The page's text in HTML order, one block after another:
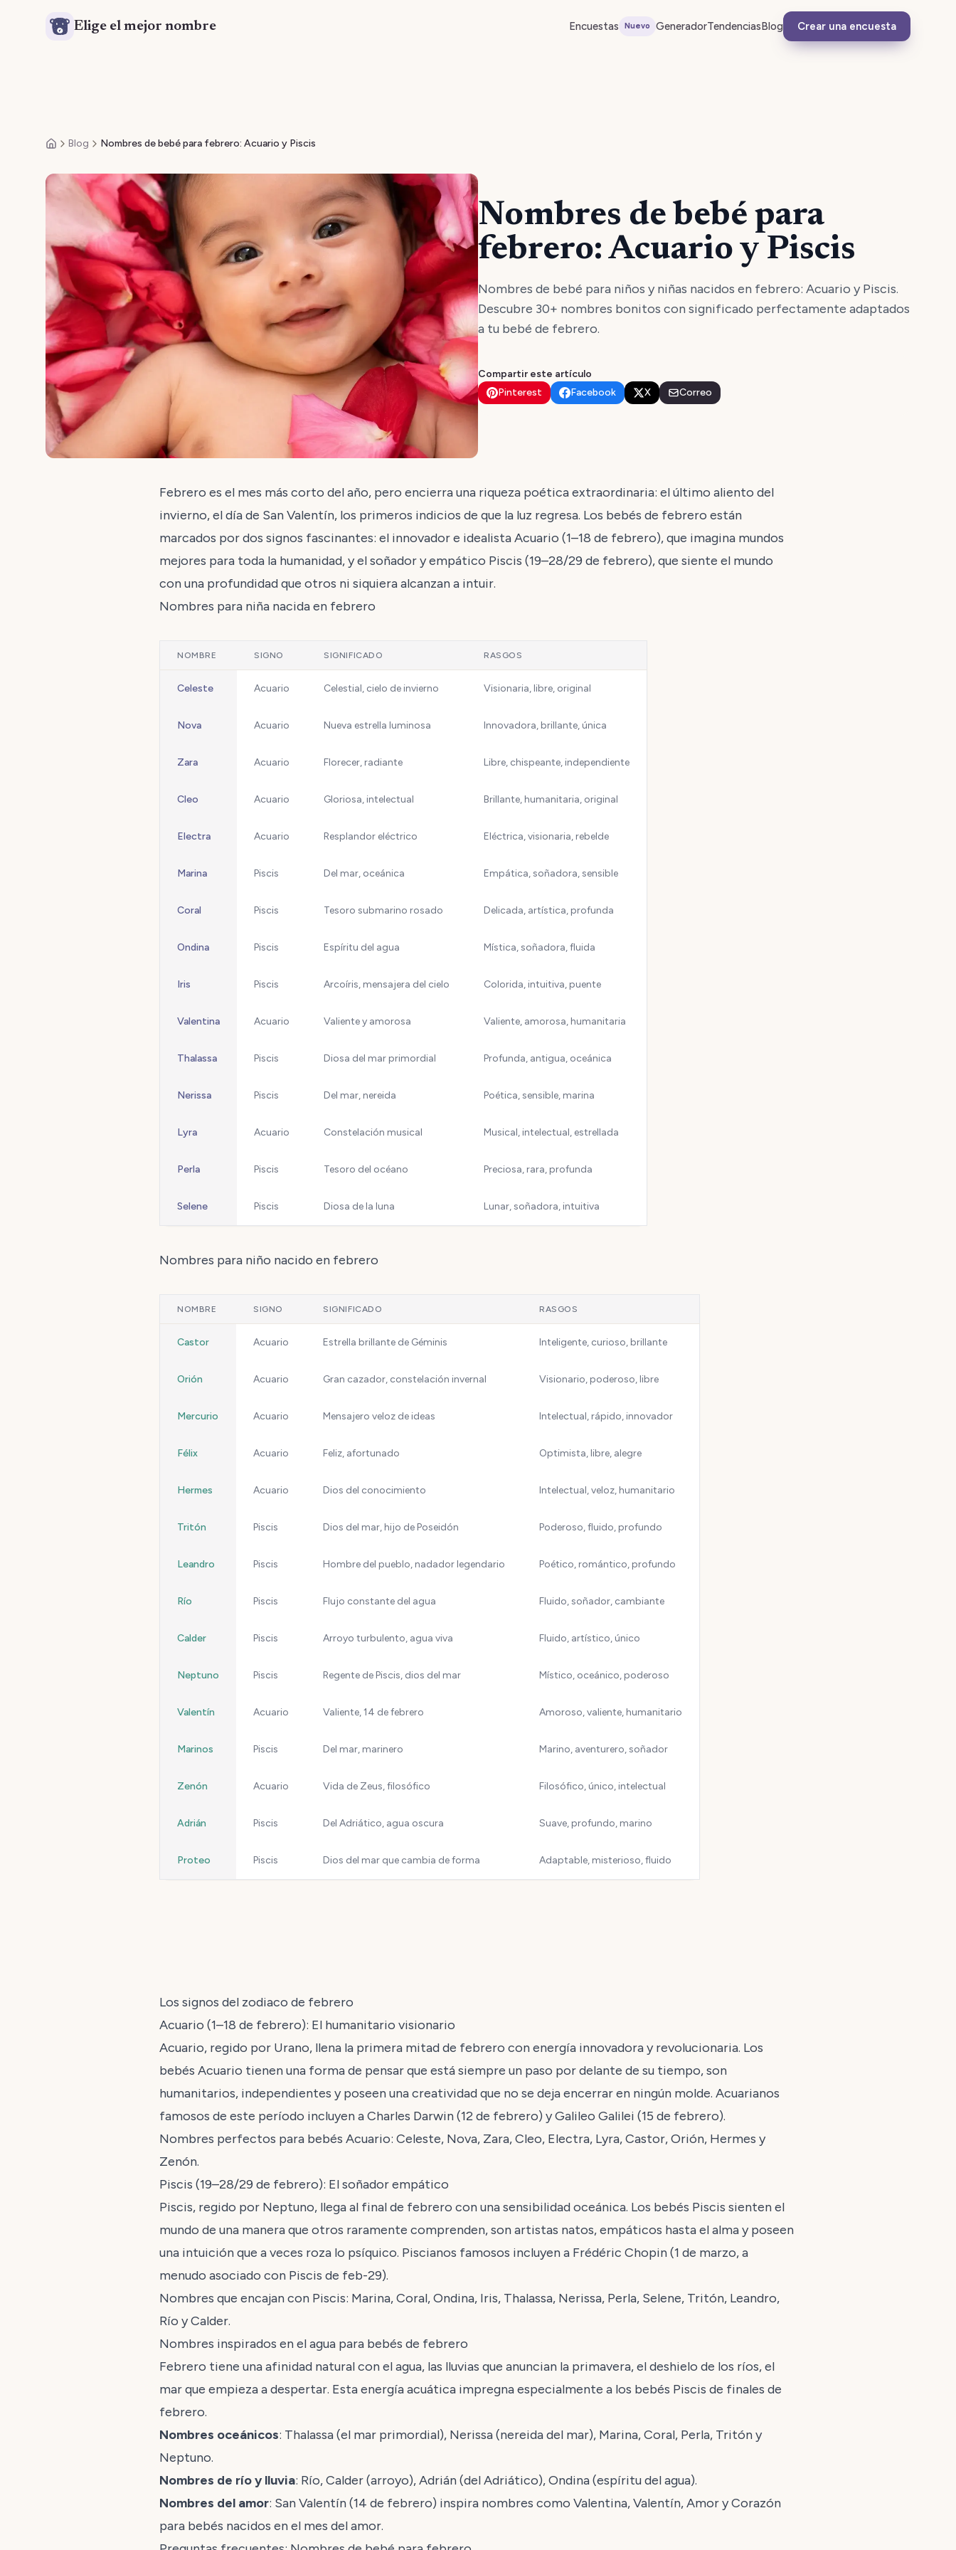
Elige el mejor nombre Encuestas Nuevo GeneradorTendenciasBlog Crear una encuesta
Inicio Blog Nombres de bebé para febrero: Acuario y Piscis
Nombres de bebé para
febrero: Acuario y Piscis
Nombres de bebé para niños y niñas nacidos en febrero: Acuario y Piscis.
Descubre 30+ nombres bonitos con significado perfectamente adaptados
a tu bebé de febrero.
Compartir este artículo
Pinterest
Facebook X Correo
Febrero es el mes más corto del año, pero encierra una riqueza poética extraordinaria: el último aliento del
invierno, el día de San Valentín, los primeros indicios de que la luz regresa. Los bebés de febrero están
marcados por dos signos fascinantes: el innovador e idealista Acuario (1–18 de febrero), que imagina mundos
mejores para toda la humanidad, y el soñador y empático Piscis (19–28/29 de febrero), que siente el mundo
con una profundidad que otros ni siquiera alcanzan a intuir.
Nombres para niña nacida en febrero
NOMBRE SIGNO SIGNIFICADO RASGOS
Celeste Acuario Celestial, cielo de invierno Visionaria, libre, original
Nova Acuario Nueva estrella luminosa Innovadora, brillante, única
Zara Acuario Florecer, radiante Libre, chispeante, independiente
Cleo Acuario Gloriosa, intelectual Brillante, humanitaria, original
Electra Acuario Resplandor eléctrico Eléctrica, visionaria, rebelde
Marina Piscis Del mar, oceánica Empática, soñadora, sensible
Coral Piscis Tesoro submarino rosado Delicada, artística, profunda
Ondina Piscis Espíritu del agua Mística, soñadora, fluida
Iris Piscis Arcoíris, mensajera del cielo Colorida, intuitiva, puente
Valentina Acuario Valiente y amorosa Valiente, amorosa, humanitaria
Thalassa Piscis Diosa del mar primordial Profunda, antigua, oceánica
Nerissa Piscis Del mar, nereida Poética, sensible, marina
Lyra Acuario Constelación musical Musical, intelectual, estrellada
Perla Piscis Tesoro del océano Preciosa, rara, profunda
Selene Piscis Diosa de la luna Lunar, soñadora, intuitiva
Nombres para niño nacido en febrero
NOMBRE SIGNO SIGNIFICADO RASGOS
Castor Acuario Estrella brillante de Géminis Inteligente, curioso, brillante
Orión Acuario Gran cazador, constelación invernal Visionario, poderoso, libre
Mercurio Acuario Mensajero veloz de ideas Intelectual, rápido, innovador
Félix Acuario Feliz, afortunado Optimista, libre, alegre
Hermes Acuario Dios del conocimiento Intelectual, veloz, humanitario
Tritón Piscis Dios del mar, hijo de Poseidón Poderoso, fluido, profundo
Leandro Piscis Hombre del pueblo, nadador legendario Poético, romántico, profundo
Río Piscis Flujo constante del agua Fluido, soñador, cambiante
Calder Piscis Arroyo turbulento, agua viva Fluido, artístico, único
Neptuno Piscis Regente de Piscis, dios del mar Místico, oceánico, poderoso
Valentín Acuario Valiente, 14 de febrero Amoroso, valiente, humanitario
Marinos Piscis Del mar, marinero Marino, aventurero, soñador
Zenón Acuario Vida de Zeus, filosófico Filosófico, único, intelectual
Adrián Piscis Del Adriático, agua oscura Suave, profundo, marino
Proteo Piscis Dios del mar que cambia de forma Adaptable, misterioso, fluido
Los signos del zodiaco de febrero
Acuario (1–18 de febrero): El humanitario visionario
Acuario, regido por Urano, llena la primera mitad de febrero con energía innovadora y revolucionaria. Los
bebés Acuario tienen una forma de pensar que está siempre un paso por delante de su tiempo, son
humanitarios, independientes y poseen una creatividad que no se deja encerrar en ningún molde. Acuarianos
famosos de este período incluyen a Charles Darwin (12 de febrero) y Galileo Galilei (15 de febrero).
Nombres perfectos para bebés Acuario: Celeste, Nova, Zara, Cleo, Electra, Lyra, Castor, Orión, Hermes y
Zenón.
Piscis (19–28/29 de febrero): El soñador empático
Piscis, regido por Neptuno, llega al final de febrero con una sensibilidad oceánica. Los bebés Piscis sienten el
mundo de una manera que otros raramente comprenden, son artistas natos, empáticos hasta el alma y poseen
una intuición que a veces roza lo psíquico. Piscianos famosos incluyen a Frédéric Chopin (1 de marzo, a
menudo asociado con Piscis de feb-29).
Nombres que encajan con Piscis: Marina, Coral, Ondina, Iris, Thalassa, Nerissa, Perla, Selene, Tritón, Leandro,
Río y Calder.
Nombres inspirados en el agua para bebés de febrero
Febrero tiene una afinidad natural con el agua, las lluvias que anuncian la primavera, el deshielo de los ríos, el
mar que empieza a despertar. Esta energía acuática impregna especialmente a los bebés Piscis de finales de
febrero.
Nombres oceánicos: Thalassa (el mar primordial), Nerissa (nereida del mar), Marina, Coral, Perla, Tritón y
Neptuno.
Nombres de río y lluvia: Río, Calder (arroyo), Adrián (del Adriático), Ondina (espíritu del agua).
Nombres del amor: San Valentín (14 de febrero) inspira nombres como Valentina, Valentín, Amor y Corazón
para bebés nacidos en el mes del amor.